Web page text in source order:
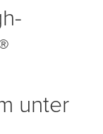
unter